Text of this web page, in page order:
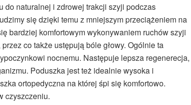
do naturalnej i zdrowej trakcji szyji podczas
się dzięki temu z mniejszym przeciążeniem na
bardziej komfortowym wykonywaniem ruchów szyji
co także ustępują bóle głowy. Ogólnie ta
nocnemu. Następuje lepsza regenerecja,
Poduszka jest też idealnie wysoka i
ortopedyczna na której śpi się komfortowo.
czyszczeniu.